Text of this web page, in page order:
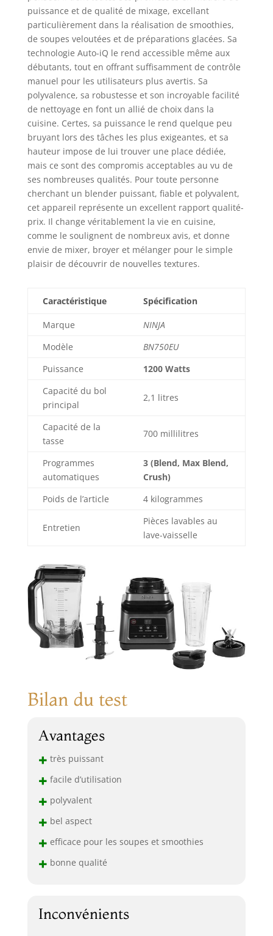
puissance et de qualité de mixage, excellant
particulièrement dans la réalisation de smoothies,
de soupes veloutées et de préparations glacées. Sa
technologie Auto-iQ le rend accessible même aux
débutants, tout en offrant suffisamment de contrôle
manuel pour les utilisateurs plus avertis. Sa
polyvalence, sa robustesse et son incroyable facilité
de nettoyage en font un allié de choix dans la
cuisine. Certes, sa puissance le rend quelque peu
bruyant lors des tâches les plus exigeantes, et sa
hauteur impose de lui trouver une place dédiée,
mais ce sont des compromis acceptables au vu de
ses nombreuses qualités. Pour toute personne
cherchant un blender puissant, fiable et polyvalent,
cet appareil représente un excellent rapport qualité-
prix. Il change véritablement la vie en cuisine,
comme le soulignent de nombreux avis, et donne
envie de mixer, broyer et mélanger pour le simple
plaisir de découvrir de nouvelles textures.
Caractéristique Spécification
Marque
NINJA
Modèle
BN750EU
Puissance
1200 Watts
Capacité du bol
principal
2,1 litres
Capacité de la
tasse
700 millilitres
Programmes
automatiques
3 (Blend, Max Blend,
Crush)
Poids de l’article
4 kilogrammes
Entretien
Pièces lavables au
lave-vaisselle
Bilan du test
Avantages
+ très puissant
+ facile d’utilisation
+ polyvalent
+ bel aspect
+ efficace pour les soupes et smoothies
+ bonne qualité
Inconvénients